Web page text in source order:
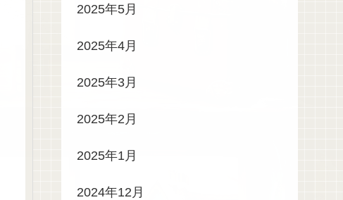
2025年5月
2025年4月
2025年3月
2025年2月
2025年1月
2024年12月